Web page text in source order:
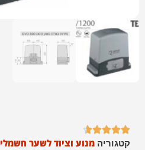





קטגוריה מנוע וציוד לשער חשמלי